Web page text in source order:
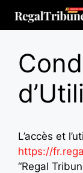
L’accès et
https://
“Regal